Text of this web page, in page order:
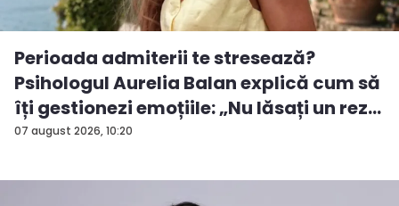
07 august 2026, 10:20
Perioada admiterii te stresează?
Psihologul Aurelia Balan explică cum să
îți gestionezi emoțiile: „Nu lăsați un rez...